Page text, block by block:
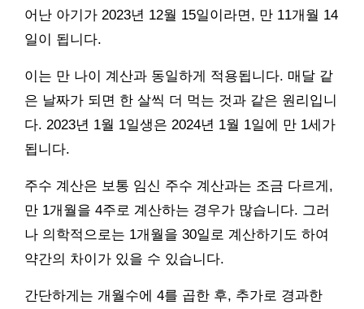
어난 아기가 2023년 12월 15일이라면, 만 11개월 14
일이 됩니다.
이는 만 나이 계산과 동일하게 적용됩니다. 매달 같
은 날짜가 되면 한 살씩 더 먹는 것과 같은 원리입니
다. 2023년 1월 1일생은 2024년 1월 1일에 만 1세가
됩니다.
주수 계산은 보통 임신 주수 계산과는 조금 다르게,
만 1개월을 4주로 계산하는 경우가 많습니다. 그러
나 의학적으로는 1개월을 30일로 계산하기도 하여
약간의 차이가 있을 수 있습니다.
간단하게는 개월수에 4를 곱한 후, 추가로 경과한